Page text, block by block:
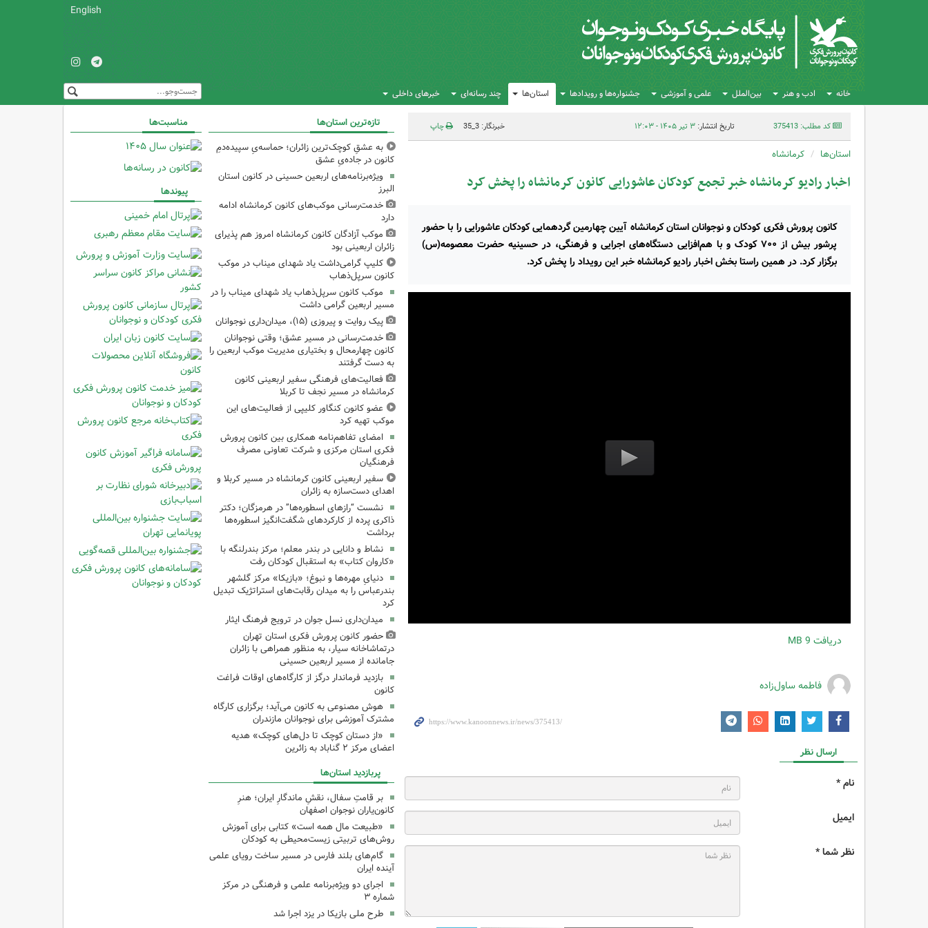
English
خانه ادب و هنر بین‌الملل علمی و آموزشی جشنواره‌ها و رویدادها استان‌ها چند رسانه‌ای خبرهای داخلی
کد مطلب: 375413 تاریخ انتشار:۳ تیر ۱۴۰۵ - ۱۲:۰۳ خبرنگار: 3_35 چاپ
استان‌ها کرمانشاه
اخبار رادیو کرمانشاه خبر تجمع کودکان عاشورایی کانون کرمانشاه را پخش کرد
کانون پرورش فکری کودکان و نوجوانان استان کرمانشاه آیین چهارمین گردهمایی کودکان عاشورایی را با حضور
پرشور بیش از ۷۰۰ کودک و با هم‌افزایی دستگاه‌های اجرایی و فرهنگی، در حسینیه حضرت معصومه(س)
برگزار کرد. در همین راستا بخش اخبار رادیو کرمانشاه خبر این رویداد را پخش کرد.
دریافت 9 MB
فاطمه ساول‌زاده
ارسال نظر
نام *
ایمیل
نظر شما *
تازه‌ترین استان‌ها
به عشقِ کوچک‌ترین زائران؛ حماسه‌یِ سپیده‌دمِ
کانون در جاده‌یِ عشق
ویژه‌برنامه‌های اربعین حسینی در کانون استان
البرز
خدمت‌رسانی موکب‌های کانون کرمانشاه ادامه
دارد
موکب آزادگان کانون کرمانشاه امروز هم پذیرای
زائران اربعینی بود
کلیپ گرامی‌داشت یاد شهدای میناب در موکب
کانون سرپل‌ذهاب
موکب کانون سرپل‌ذهاب یاد شهدای میناب را در
مسیر اربعین گرامی داشت
پیک روایت و پیروزی (۱۵)، میدان‌داری نوجوانان
خدمت‌رسانی در مسیر عشق؛ وقتی نوجوانان
کانون چهارمحال و بختیاری مدیریت موکب اربعین را
به دست گرفتند
فعالیت‌های فرهنگی سفیر اربعینی کانون
کرمانشاه در مسیر نجف تا کربلا
عضو کانون کنگاور کلیپی از فعالیت‌های این
موکب تهیه کرد
امضای تفاهم‌نامه همکاری بین کانون پرورش
فکری استان مرکزی و شرکت تعاونی مصرف
فرهنگیان
سفیر اربعینی کانون کرمانشاه در مسیر کربلا و
اهدای دست‌سازه به زائران
نشست “رازهای اسطوره‌ها” در هرمزگان؛ دکتر
ذاکری پرده از کارکردهای شگفت‌انگیز اسطوره‌ها
برداشت
نشاط و دانایی در بندر معلم؛ مرکز بندرلنگه با
«کاروان کتاب» به استقبال کودکان رفت
دنیایِ مهره‌ها و نبوغ؛ «بازیکا» مرکز گلشهر
بندرعباس را به میدان رقابت‌های استراتژیک تبدیل
کرد
میدان‌داری نسل جوان در ترویج فرهنگ ایثار
حضور کانون پرورش فکری استان تهران
درتماشاخانه سیار، به منظور همراهی با زائران
جامانده از مسیر اربعین حسینی
بازدید فرماندار درگز از کارگاه‌های اوقات فراغت
کانون
هوش مصنوعی به کانون می‌آید؛ برگزاری کارگاه
مشترک آموزشی برای نوجوانان مازندران
«از دستان کوچک تا دل‌های کوچک» هدیه
اعضای مرکز ۲ گناباد به زائرین
پربازدید استان‌ها
بر قامتِ سفال، نقشِ ماندگارِ ایران؛ هنرِ
کانون‌یاران نوجوان اصفهان
«طبیعت مال همه است» کتابی برای آموزش
روش‌های تربیتی زیست‌محیطی به کودکان
گام‌های بلند فارس در مسیر ساخت رویای علمی
آینده ایران
اجرای دو ویژه‌برنامه علمی و فرهنگی در مرکز
شماره ۳
طرح ملی بازیکا در یزد اجرا شد
مناسبت‌ها
پیوندها